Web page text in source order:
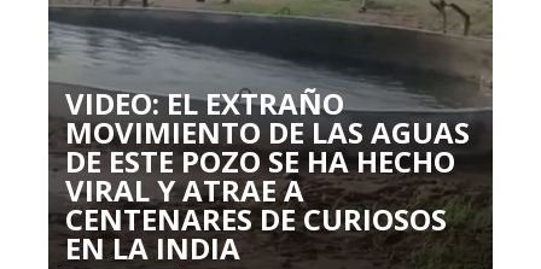
VIDEO: EL EXTRAÑO
MOVIMIENTO DE LAS AGUAS
DE ESTE POZO SE HA HECHO
VIRAL Y ATRAE A
CENTENARES DE CURIOSOS
EN LA INDIA